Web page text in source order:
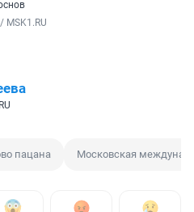
MSK1.RU
пацана Московская